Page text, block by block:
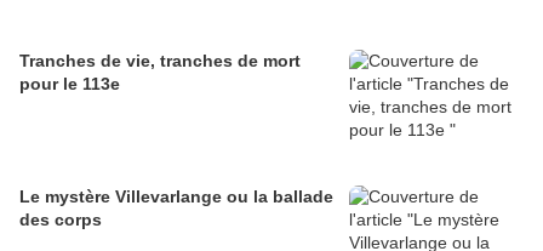
Tranches de vie, tranches de mort
pour le 113e
Le mystère Villevarlange ou la ballade
des corps